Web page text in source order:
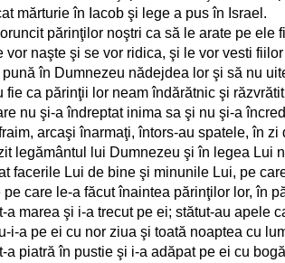
mărturie în Iacob şi lege a pus în Israel.
părinţilor noştri ca să le arate pe ele
vor naşte şi se vor ridica, şi le vor vesti fiilor
în Dumnezeu nădejdea lor şi să nu
fie ca părinţii lor neam îndărătnic şi
nu şi-a îndreptat inima sa şi nu şi-a
arcaşi înarmaţi, întors-au spatele, în zi
legământul lui Dumnezeu şi în legea Lui
facerile Lui de bine şi minunile Lui, pe
pe care le-a făcut înaintea părinţilor lor, în
a marea şi i-a trecut pe ei; stătut-au apele
i-a pe ei cu nor ziua şi toată noaptea cu
a piatră în pustie şi i-a adăpat pe ei cu